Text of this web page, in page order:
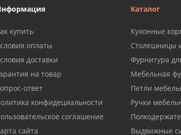
купить
оплаты
доставки
на товар
ответ
конфидециальности
соглашение
сайта
Каталог
Кухонные
Столешницы
Фурнитура
Мебельная
Петли
Ручки
Выдвижные